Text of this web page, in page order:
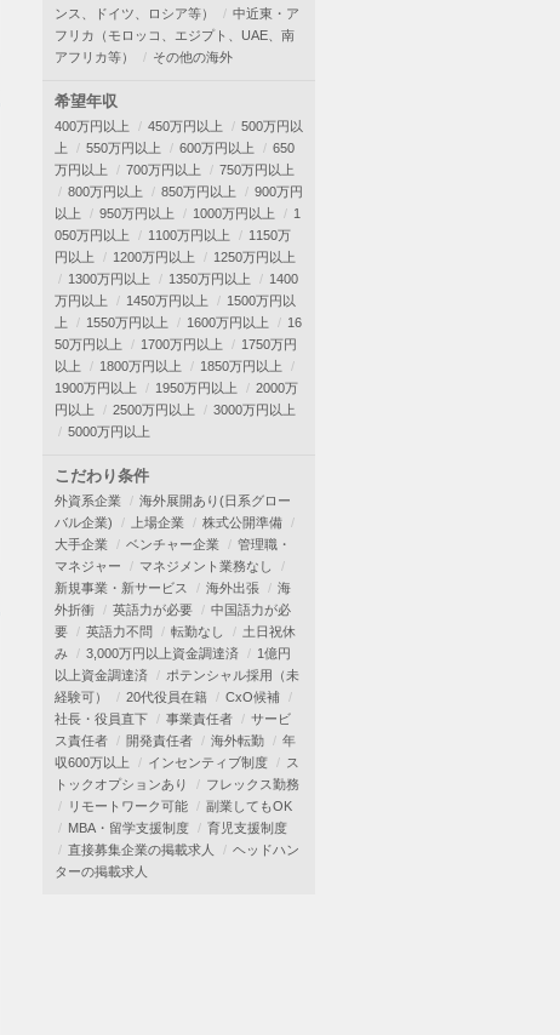
ンス、ドイツ、ロシア等）
中近東・ア
フリカ（モロッコ、エジプト、UAE、南
アフリカ等）
その他の海外
希望年収
400万円以上 450万円以上
500万円以
上
550万円以上 600万円以上
650
万円以上
700万円以上
750万円以上
800万円以上
850万円以上
900万円
以上
950万円以上 1000万円以上
1
050万円以上
1100万円以上
1150万
円以上
1200万円以上
1250万円以上
1300万円以上
1350万円以上
1400
万円以上
1450万円以上
1500万円以
上
1550万円以上 1600万円以上
16
50万円以上
1700万円以上
1750万円
以上
1800万円以上
1850万円以上
1900万円以上
1950万円以上
2000万
円以上
2500万円以上
3000万円以上
5000万円以上
こだわり条件
外資系企業
海外展開あり(日系グロー
バル企業)
上場企業
株式公開準備
大手企業
ベンチャー企業
管理職・
マネジャー
マネジメント業務なし
新規事業・新サービス
海外出張
海
外折衝
英語力が必要
中国語力が必
要
英語力不問 転勤なし
土日祝休
み
3,000万円以上資金調達済
1億円
以上資金調達済
ポテンシャル採用（未
経験可）
20代役員在籍
CxO候補
社長・役員直下
事業責任者
サービ
ス責任者
開発責任者 海外転勤
年
収600万以上
インセンティブ制度
ス
トックオプションあり
フレックス勤務
リモートワーク可能
副業してもOK
MBA・留学支援制度
育児支援制度
直接募集企業の掲載求人
ヘッドハン
ターの掲載求人